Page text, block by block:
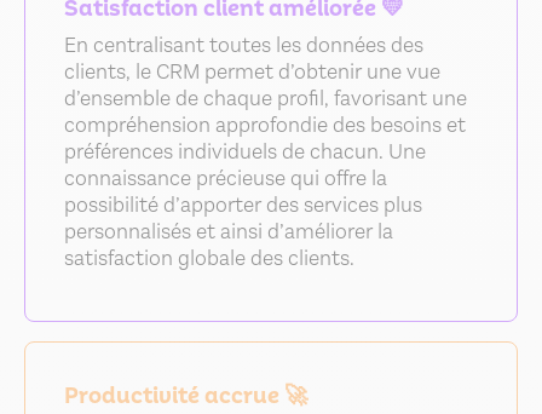
Satisfaction client améliorée 💛
En centralisant toutes les données des
clients, le CRM permet d’obtenir une vue
d’ensemble de chaque profil, favorisant une
compréhension approfondie des besoins et
préférences individuels de chacun. Une
connaissance précieuse qui offre la
possibilité d’apporter des services plus
personnalisés et ainsi d’améliorer la
satisfaction globale des clients.
Productivité accrue 🚀